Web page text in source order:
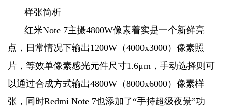
样张简析
红米Note 7主摄4800W像素着实是一个新鲜亮
点，日常情况下输出1200W（4000x3000）像素照
片，等效单像素感光元件尺寸1.6μm，手动选择则可
以通过合成方式输出4800W（8000x6000）像素样
张，同时Redmi Note 7也添加了“手持超级夜景”功